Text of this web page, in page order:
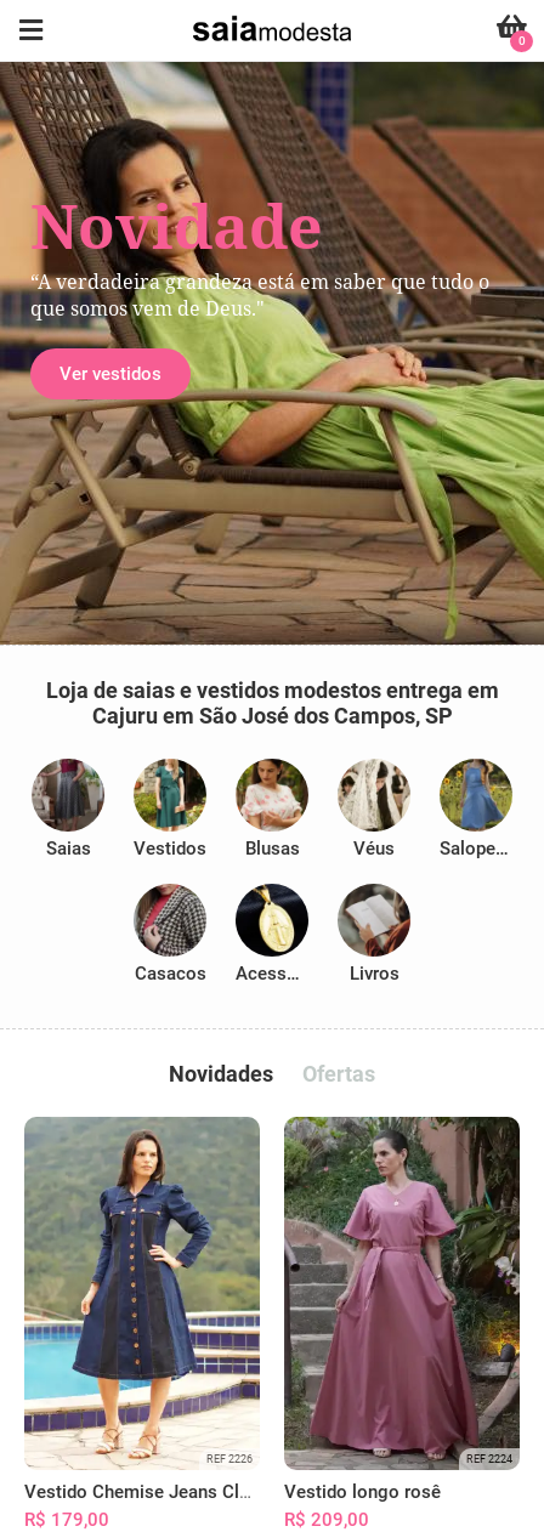
Novidade
“A verdadeira grandeza está em saber que tudo o
que somos vem de Deus."
Ver vestidos
0
Loja de saias e vestidos modestos entrega em
Cajuru em São José dos Campos, SP
Saias Vestidos Blusas Véus Salopetes
Casacos Acessórios Livros
Novidades Ofertas
REF 2226
Vestido Chemise Jeans Clássica Serena
R$ 179,00
REF 2224
Vestido longo rosê
R$ 209,00